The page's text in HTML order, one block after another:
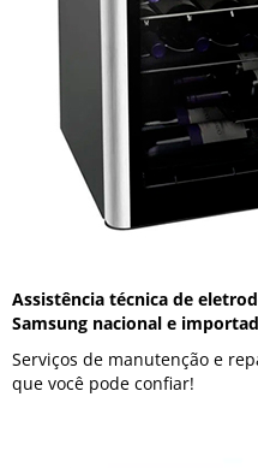
Assistência técnica de
Samsung nacional e
Serviços de manutenção e
que você pode confiar!